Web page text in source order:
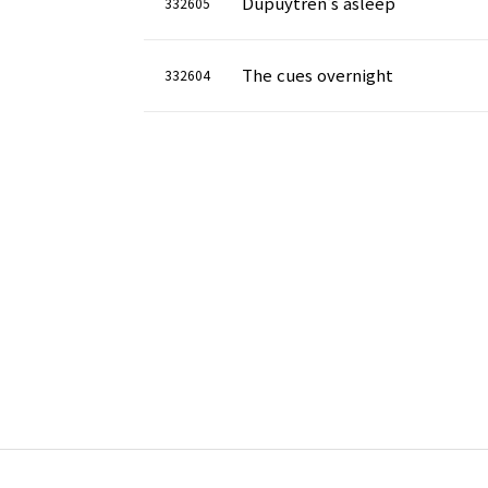
332604 The cues overnight